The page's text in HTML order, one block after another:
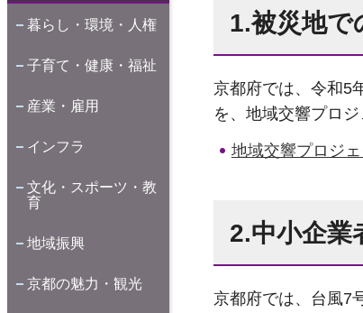
暮らし・環境・人権
子育て・健康・福祉
産業・雇用
インフラ
文化・スポーツ・教
育
地域振興
京都の魅力・観光
1.被災地で
京都府では、令和5
を、地域交響プロ
地域交響プロジ
2.中小企業
京都府では、台風7